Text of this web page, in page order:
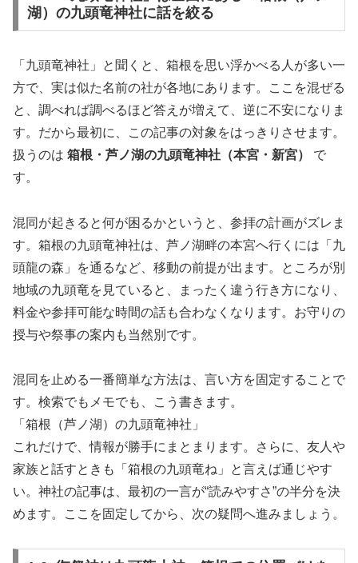
湖）の九頭竜神社に話を絞る
「九頭竜神社」と聞くと、箱根を思い浮かべる人が多い一
方で、実は似た名前の社が各地にあります。ここを混ぜる
と、調べれば調べるほど答えが増えて、逆に不安になりま
す。だから最初に、この記事の対象をはっきりさせます。
扱うのは 箱根・芦ノ湖の九頭竜神社（本宮・新宮）
で
す。
混同が起きると何が困るかというと、参拝の計画がズレま
す。箱根の九頭竜神社は、芦ノ湖畔の本宮へ行くには「九
頭龍の森」を通るなど、移動の前提が出ます。ところが別
地域の九頭竜を見ていると、まったく違う行き方になり、
料金や参拝可能な時間の話も合わなくなります。お守りの
授与や祭事の案内も当然別です。
混同を止める一番簡単な方法は、言い方を固定することで
す。検索でもメモでも、こう書きます。
「箱根（芦ノ湖）の九頭竜神社」
これだけで、情報が勝手にまとまります。さらに、友人や
家族と話すときも「箱根の九頭竜ね」と言えば通じやす
い。神社の記事は、最初の一言が“読みやすさ”の半分を決
めます。ここを固定してから、次の疑問へ進みましょう。